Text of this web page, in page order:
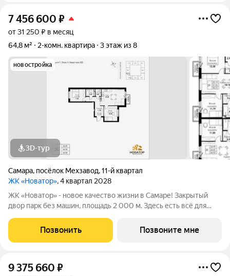
7 456 600 ₽
от 31 250 ₽ в месяц
64,8 м²
2-комн. квартира 3 этаж из 8
новостройка
3D-тур
Самара, посёлок Мехзавод,11-й квартал
ЖК «Новатор», 4 квартал 2028
ЖК «Новатор» - новое качество жизни в Самаре! Закрытый
двор парк без машин, площадь 2 000 м. Здесь есть всё для
спортивные зоны ландшафтное озеленение Безопасность на
высшем уровне: система
Позвонить Позвоните мне
9 375 660 ₽